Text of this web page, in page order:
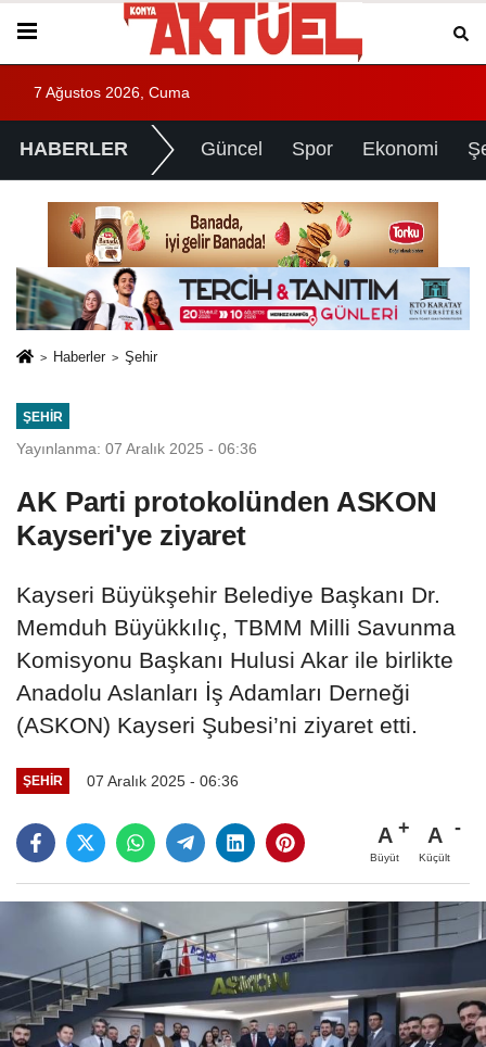
7 Ağustos 2026, Cuma
HABERLER Güncel Spor Ekonomi
Haberler Şehir
ŞEHIR
Yayınlanma: 07 Aralık 2025 - 06:36
AK Parti protokolünden ASKON
Kayseri'ye ziyaret
Kayseri Büyükşehir Belediye Başkanı Dr.
Memduh Büyükkılıç, TBMM Milli Savunma
Komisyonu Başkanı Hulusi Akar ile birlikte
Anadolu Aslanları İş Adamları Derneği
(ASKON) Kayseri Şubesi’ni ziyaret etti.
ŞEHIR 07 Aralık 2025 - 06:36
A
Büyüt
A
Küçült